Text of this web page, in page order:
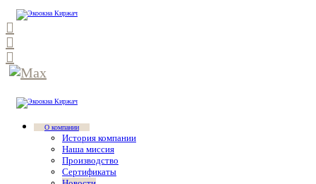
О компании
История компании
Наша миссия
Производство
Сертификаты